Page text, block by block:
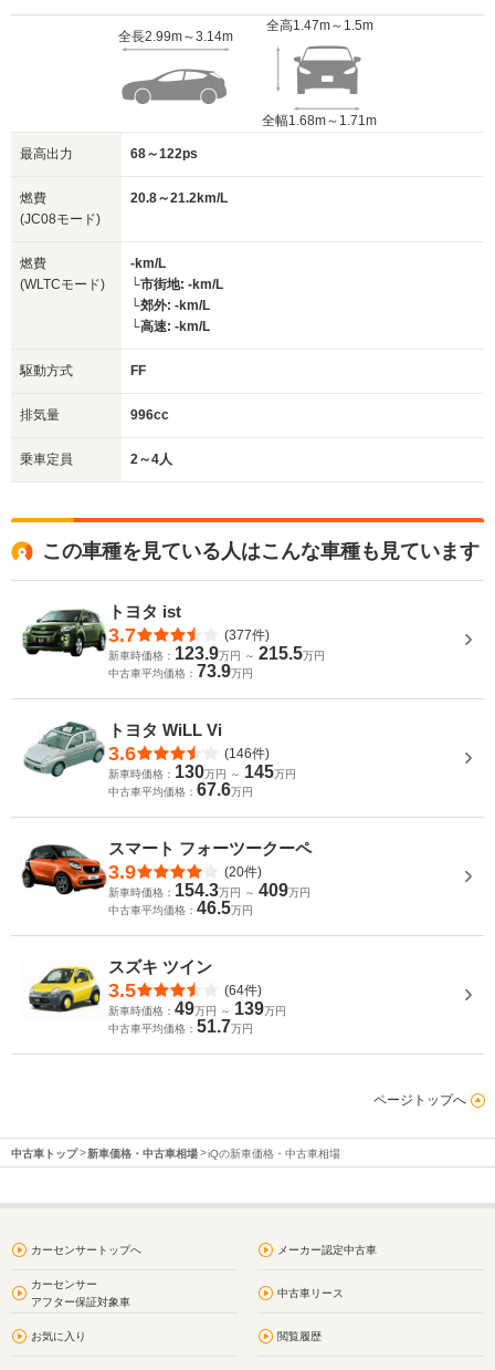
全長2.99m～3.14m
全高1.47m～1.5m
全幅1.68m～1.71m
最高出力 68～122ps
燃費
(JC08モード)
20.8～21.2km/L
燃費
(WLTCモード)
-km/L
└市街地: -km/L
└郊外: -km/L
└高速: -km/L
駆動方式 FF
排気量 996cc
乗車定員 2～4人
この車種を見ている人はこんな車種も見ています
トヨタ ist
3.7 (377件)
新車時価格： 123.9万円 ～ 215.5万円
中古車平均価格： 73.9万円
トヨタ WiLL Vi
3.6 (146件)
新車時価格： 130万円 ～ 145万円
中古車平均価格： 67.6万円
スマート フォーツークーペ
3.9 (20件)
新車時価格： 154.3万円 ～ 409万円
中古車平均価格： 46.5万円
スズキ ツイン
3.5 (64件)
新車時価格： 49万円 ～ 139万円
中古車平均価格： 51.7万円
ページトップへ
中古車トップ 新車価格・中古車相場 iQの新車価格・中古車相場
カーセンサートップへ メーカー認定中古車
カーセンサー
アフター保証対象車
中古車リース
お気に入り 閲覧履歴